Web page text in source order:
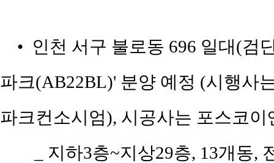
• 인천 서구 불로동 696 일대(검
파크(AB22BL)' 분양 예정 (시행사
파크컨소시엄), 시공사는 포스코이
_ 지하3층~지상29층, 13개동,